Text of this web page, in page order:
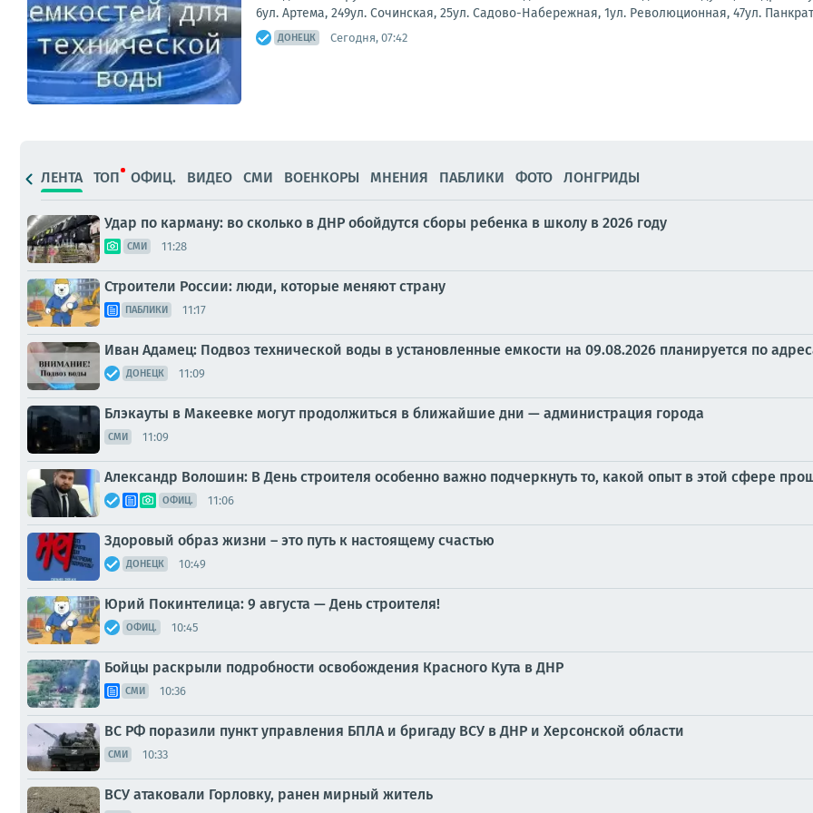
6ул. Артема, 249ул. Сочинская, 25ул. Садово-Набережная, 1ул. Революционная, 47ул.
ДОНЕЦК Сегодня, 07:42
ЛЕНТА ТОП ОФИЦ. ВИДЕО СМИ ВОЕНКОРЫ МНЕНИЯ ПАБЛИКИ ФОТО ЛОНГРИДЫ
Удар по карману: во сколько в ДНР обойдутся сборы ребенка в школу в 2026 году
СМИ 11:28
Строители России: люди, которые меняют страну
ПАБЛИКИ 11:17
Иван Адамец: Подвоз технической воды в установленные емкости на 09.08.2026 планируется по
ДОНЕЦК 11:09
Блэкауты в Макеевке могут продолжиться в ближайшие дни — администрация города
СМИ 11:09
Александр Волошин: В День строителя особенно важно подчеркнуть то, какой опыт в этой сфере
ОФИЦ. 11:06
Здоровый образ жизни – это путь к настоящему счастью
ДОНЕЦК 10:49
Юрий Покинтелица: 9 августа — День строителя!
ОФИЦ. 10:45
Бойцы раскрыли подробности освобождения Красного Кута в ДНР
СМИ 10:36
ВС РФ поразили пункт управления БПЛА и бригаду ВСУ в ДНР и Херсонской области
СМИ 10:33
ВСУ атаковали Горловку, ранен мирный житель